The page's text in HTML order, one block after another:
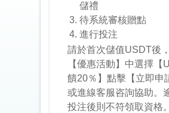
儲禮
待系統審核贈點
進行投注
請於首次儲值USDT後
【優惠活動】中選擇【
饋20％】點擊【立即申
或進線客服咨詢協助。
投注後則不符領取資格。